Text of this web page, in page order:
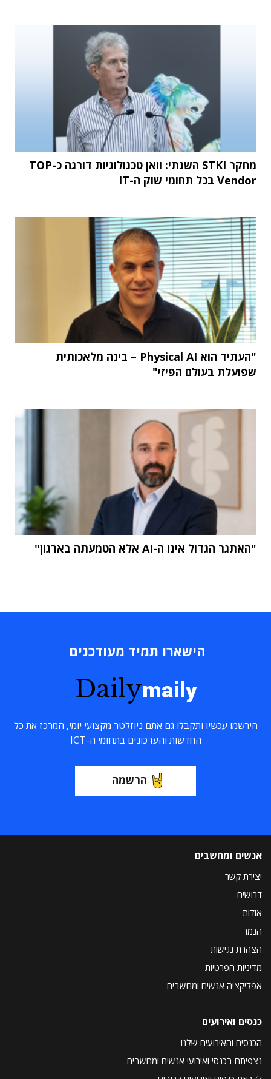
מחקר STKI השנתי: וואן טכנולוגיות דורגה כ-TOP
Vendor בכל תחומי שוק ה-IT
"העתיד הוא Physical AI – בינה מלאכותית
שפועלת בעולם הפיזי"
"האתגר הגדול אינו ה-AI אלא הטמעתה בארגון"
הישארו תמיד מעודכנים
Dailymaily
הירשמו עכשיו ותקבלו גם אתם ניוזלטר מקצועי יומי, המרכז את כל
החדשות והעדכונים בתחומי ה-ICT
הרשמה
אנשים ומחשבים
יצירת קשר
דרושים
אודות
הנמר
הצהרת נגישות
מדיניות הפרטיות
אפליקציה אנשים ומחשבים
כנסים ואירועים
הכנסים והאירועים שלנו
נצפיתם בכנסי ואירועי אנשים ומחשבים